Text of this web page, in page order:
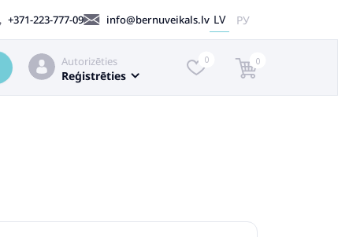
+371-223-777-09 info@bernuveikals.lv LV РУ
Autorizēties
Reģistrēties
0 0